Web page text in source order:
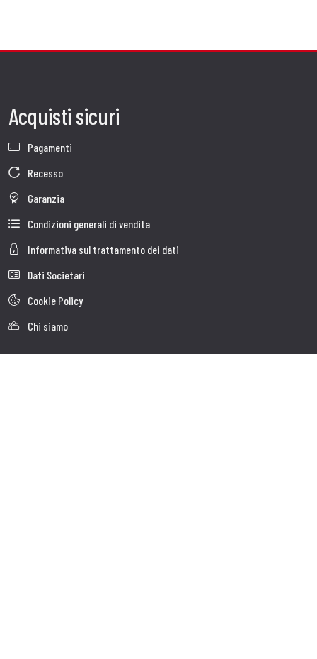
Acquisti sicuri
Pagamenti
Recesso
Garanzia
Condizioni generali di vendita
Informativa sul trattamento dei dati
Dati Societari
Cookie Policy
Chi siamo